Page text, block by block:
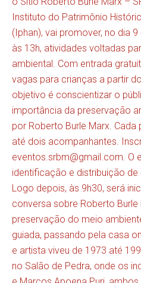
Instituto do Patrimônio
(Iphan), vai promover, no dia
às 13h, atividades voltadas
ambiental. Com entrada
vagas para crianças a partir
objetivo é conscientizar o
importância da preservação
por Roberto Burle Marx.
até dois acompanhantes.
eventos.srbm@gmail.com. O
identificação e distribuição
Logo depois, às 9h30, será
conversa sobre Roberto Burle
preservação do meio
guiada, passando pela casa
e artista viveu de 1973 até
no Salão de Pedra, onde os